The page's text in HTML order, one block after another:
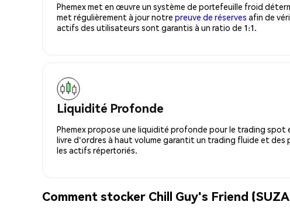
Phemex met en œuvre un système de portefeuille froid
met régulièrement à jour notre preuve de réserves afin de
actifs des utilisateurs sont garantis à un ratio de 1:1.
Liquidité Profonde
Phemex propose une liquidité profonde pour le trading
livre d'ordres à haut volume garantit un trading fluide et des
les actifs répertoriés.
Comment stocker Chill Guy's Friend